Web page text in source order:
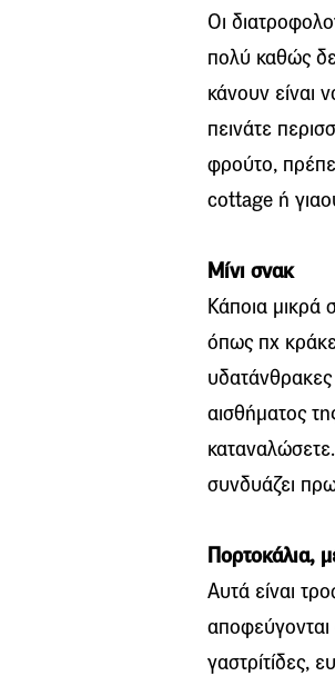
Οι
πολύ καθώς
κάνουν είναι
πεινάτε
φρούτο,
cottage ή
Μίνι σνακ
Κάποια μικρά
όπως πχ
αισθήματος
συνδυάζει
Πορτοκάλια,
Αυτά είναι
αποφεύγονται
γαστρίτίδες,